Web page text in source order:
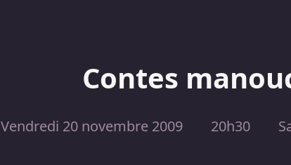
Contes
Vendredi 20 novembre 2009 20h30